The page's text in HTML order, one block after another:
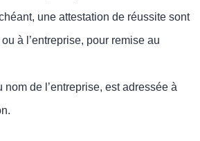
une attestation de réussite sont
à l’entreprise, pour remise au
nom de l’entreprise, est adressée à